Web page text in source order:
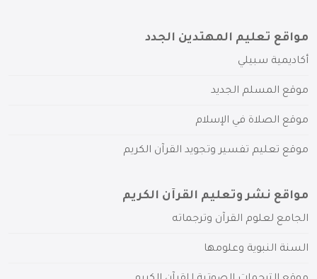
مواقع تعليم المهتدين الجدد
أكاديمية سبيلي
موقع المسلم الجديد
موقع الصلاة في الإسلام
موقع تعليم تفسير وتجويد القرآن الكريم
مواقع نشر وتعليم القرآن الكريم
الجامع لعلوم القرآن وترجماته
السنة النبوية وعلومها